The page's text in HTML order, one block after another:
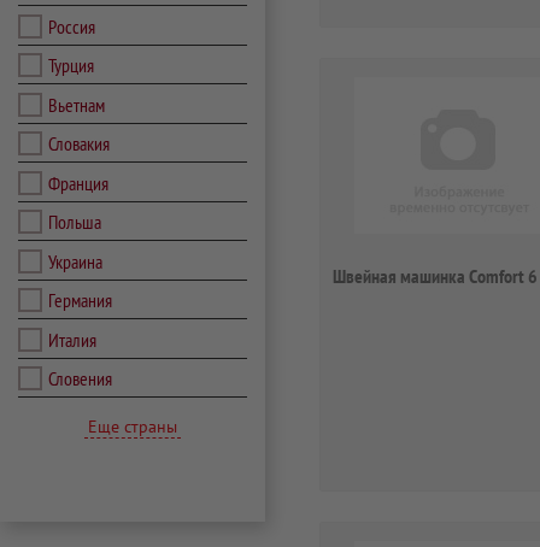
Россия
Турция
Вьетнам
Словакия
Франция
Польша
Украина
Германия
Италия
Словения
Еще страны
Швейная машинка Comfort 6